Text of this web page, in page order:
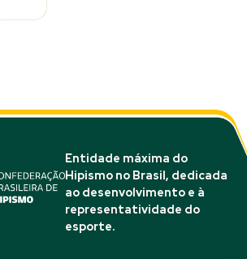
Entidade máxima do
Hipismo no Brasil, dedicada
ao desenvolvimento e à
representatividade do
esporte.